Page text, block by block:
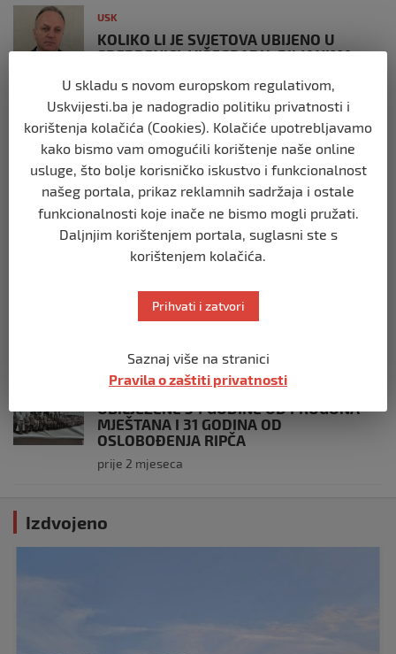
USK
KOLIKO LI JE SVJETOVA UBIJENO U
SREBRENICI, VIŠEGRADU, BILJANIMA,
prije 3 tjedna
ČLANOVI GO SDA BIHAĆ PRISUSTVOVALI
OBILJEŽAVANJU 34. GODIŠNJICE ZLOČINA
U BILJANIMA
prije 4 tjedna
GRANICA IZMEĐU TRANSPARENTNOSTI I
JAVNOG LINČA
USK
OBILJEŽENE 34 GODINE OD PROGONA
MJEŠTANA I 31 GODINA OD
OSLOBOĐENJA RIPČA
prije 2 mjeseca
Izdvojeno
U skladu s novom europskom regulativom,
Uskvijesti.ba je nadogradio politiku privatnosti i
korištenja kolačića (Cookies). Kolačiće upotrebljavamo
kako bismo vam omogućili korištenje naše online
usluge, što bolje korisničko iskustvo i funkcionalnost
našeg portala, prikaz reklamnih sadržaja i ostale
funkcionalnosti koje inače ne bismo mogli pružati.
Daljnjim korištenjem portala, suglasni ste s
korištenjem kolačića.
Prihvati i zatvori
Saznaj više na stranici
Pravila o zaštiti privatnosti